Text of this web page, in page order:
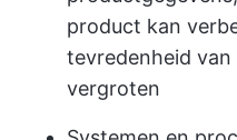
product kan
tevredenheid
vergroten